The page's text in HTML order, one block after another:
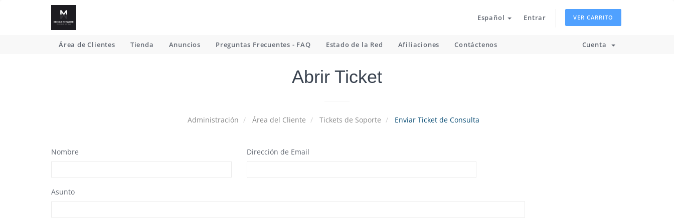
Español Entrar VER CARRITO
Área de Clientes Tienda Anuncios Preguntas Frecuentes - FAQ Estado de la Red Afiliaciones Contáctenos Cuenta
Abrir Ticket
Administración Área del Cliente Tickets de Soporte Enviar Ticket de Consulta
Nombre Dirección de Email
Asunto